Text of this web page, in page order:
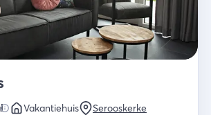
Vakantiehuis
Serooskerke